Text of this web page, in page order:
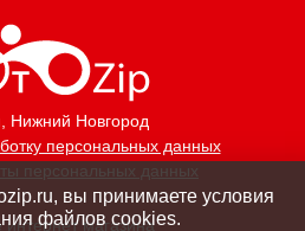
, Нижний Новгород
персональных данных
персональных данных
магазина
вы принимаете условия
файлов cookies.